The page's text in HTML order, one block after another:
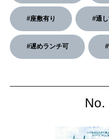
2026年1月号「
2025年12月号
#座敷有り #通
#遅めランチ可
No.